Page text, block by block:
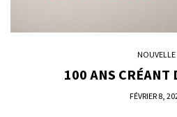
NOUVELLE
100 ANS CRÉANT
FÉVRIER 8,